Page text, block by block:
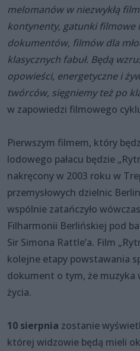
melomanów w niezwykłą
kontynenty, gatunki filmowe
dokumentów, filmów dla
klasycznych fabuł. Będą
opowieści, energetyczne i
twórców, sięgniemy też po
w zapowiedzi filmowego
Pierwszym filmem, który
lodowego pałacu będzie
nakręcony w 2003 roku w
przemysłowych dzielnic
wspólnie zatańczyło
Filharmonii Berlińskiej pod
Sir Simona Rattle’a. Film
kolejne etapy powstawania
dokument o tym, że muzyka
życia.
10 sierpnia zostanie
której widzowie będą mieli